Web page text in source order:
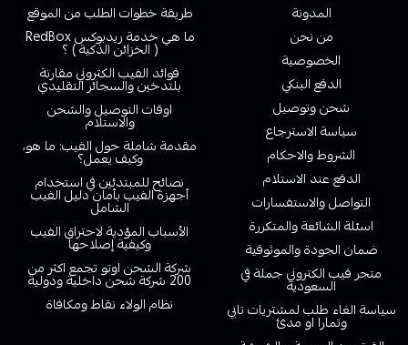
المدونة
من نحن
الخصوصية
الدفع البنكي
شحن وتوصيل
سياسة الاسترجاع
الشروط والاحكام
الدفع عند الاستلام
التواصل والاستفسارات
اسئلة الشائعة والمتكررة
ضمان الجودة والموثوقية
متجر فيب الكتروني جملة في
السعودية
سياسة الغاء طلب لمشتريات تابي
وتمارا او مدئ
طريقة خطوات الطلب من الموقع
ما هي خدمة ريدبوكس RedBox
( الخزائن الذكية ) ؟
فوائد الفيب الكتروني مقارنة
بلتدخين والسجائر التقليدي
اوقات التوصيل والشحن
والاستلام
مقدمة شاملة حول الفيب: ما هو،
وكيف يعمل؟
نصائح للمبتدئين في استخدام
أجهزة الفيب بأمان دليل الفيب
الشامل
الأسباب المؤدية لاحتراق الفيب
وكيفية إصلاحها
شركة الشحن اوتو تجمع اكثر من
200 شركة شحن داخلية ودولية
نظام الولاء نقاط ومكافاة